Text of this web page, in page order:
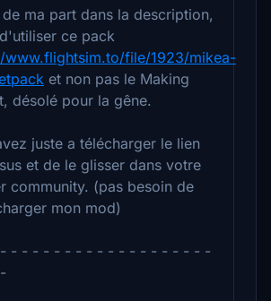
de ma part dans la description,
ce pack
www.flightsim.to/file/1923/mikea-
et non pas le Making
désolé pour la gêne.
juste a télécharger le lien
et de le glisser dans votre
community. (pas besoin de
mon mod)
- - - - - - - - - - - - - - - - - - -